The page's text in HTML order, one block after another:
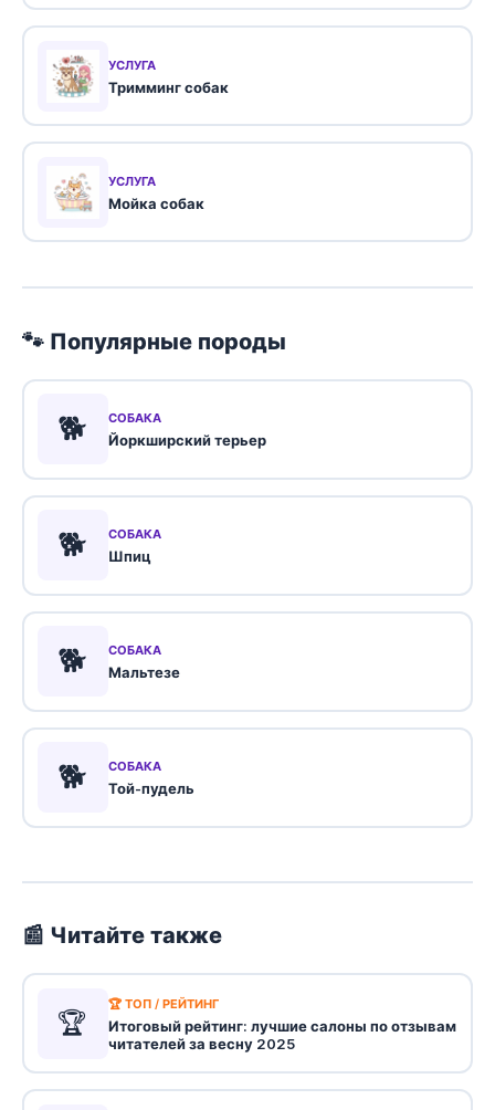
УСЛУГА
Тримминг собак
УСЛУГА
Мойка собак
🐾 Популярные породы
🐕 СОБАКА
Йоркширский терьер
🐕 СОБАКА
Шпиц
🐕 СОБАКА
Мальтезе
🐕 СОБАКА
Той-пудель
📰 Читайте также
🏆
🏆 ТОП / РЕЙТИНГ
Итоговый рейтинг: лучшие салоны по отзывам
читателей за весну 2025